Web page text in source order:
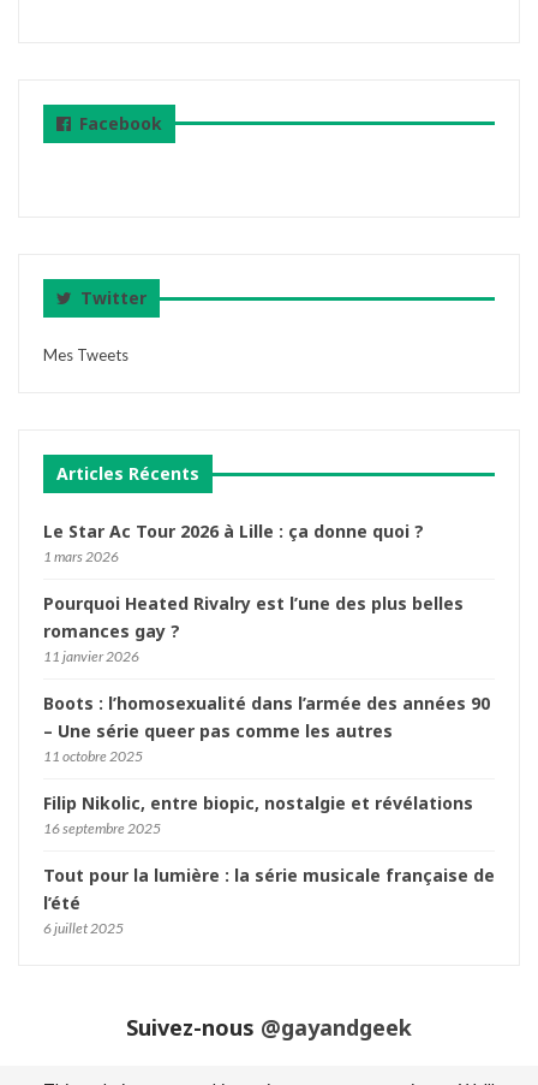
Facebook
Twitter
Mes Tweets
Articles Récents
Le Star Ac Tour 2026 à Lille : ça donne quoi ?
1 mars 2026
Pourquoi Heated Rivalry est l’une des plus belles
romances gay ?
11 janvier 2026
Boots : l’homosexualité dans l’armée des années 90
– Une série queer pas comme les autres
11 octobre 2025
Filip Nikolic, entre biopic, nostalgie et révélations
16 septembre 2025
Tout pour la lumière : la série musicale française de
l’été
6 juillet 2025
Suivez-nous @gayandgeek